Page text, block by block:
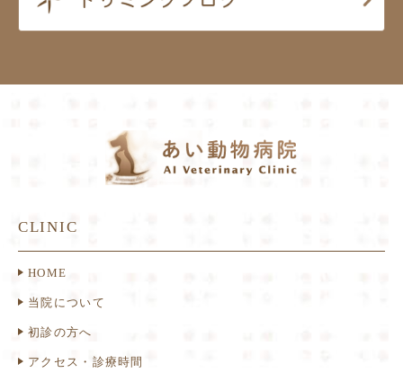
CLINIC
HOME
当院について
初診の方へ
アクセス・診療時間